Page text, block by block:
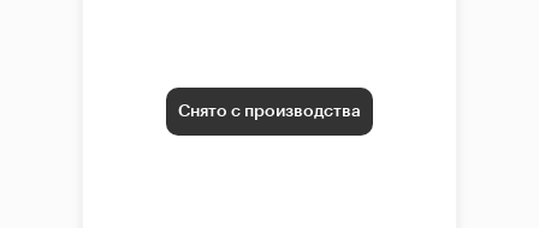
Снято с производства